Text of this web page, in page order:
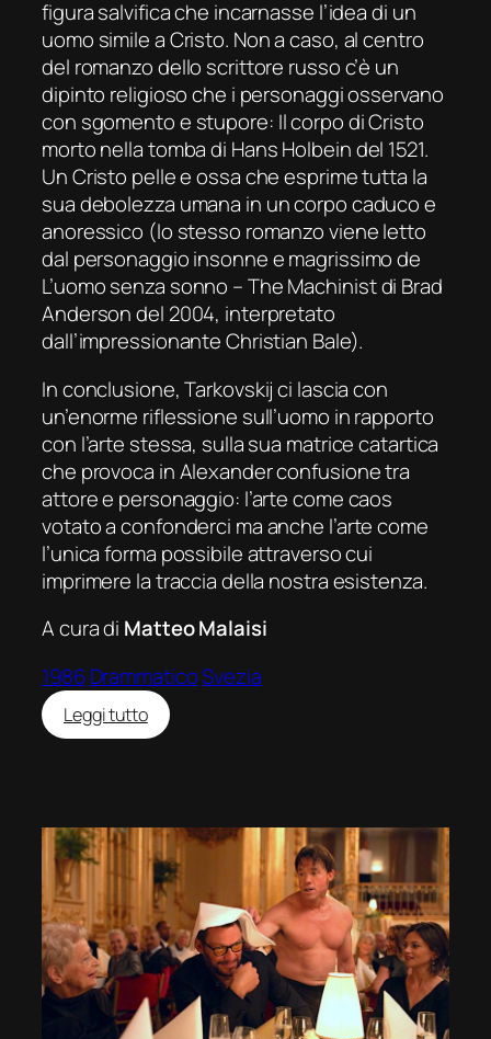
figura salvifica che incarnasse l’idea di un
uomo simile a Cristo. Non a caso, al centro
del romanzo dello scrittore russo c’è un
dipinto religioso che i personaggi osservano
con sgomento e stupore: Il corpo di Cristo
morto nella tombadi Hans Holbein del 1521.
Un Cristo pelle e ossa che esprime tutta la
sua debolezza umana in un corpo caduco e
anoressico (lo stesso romanzo viene letto
dal personaggio insonne e magrissimo de
L’uomo senza sonno – The Machinistdi Brad
Anderson del 2004, interpretato
dall’impressionante Christian Bale).
In conclusione, Tarkovskij ci lascia con
un’enorme riflessione sull’uomo in rapporto
con l’arte stessa, sulla sua matrice catartica
che provoca in Alexander confusione tra
attore e personaggio: l’arte come caos
votato a confonderci ma anche l’arte come
l’unica forma possibile attraverso cui
imprimere la traccia della nostra esistenza.
A cura di Matteo Malaisi
1986 DrammaticoSvezia
Leggi tutto:
Sacrificio